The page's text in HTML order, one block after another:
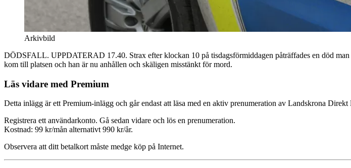
Arkivbild
DÖDSFALL. UPPDATERAD 17.40. Strax efter klockan 10 på tisdagsförmiddagen påträffades en död
kom till platsen och han är nu anhållen och skäligen misstänkt för mord.
Läs vidare med Premium
Detta inlägg är ett Premium-inlägg och går endast att läsa med en aktiv prenumeration av Landskrona Direkt
Registrera ett användarkonto. Gå sedan vidare och lös en prenumeration.
Kostnad: 99 kr/mån alternativt 990 kr/år.
Observera att ditt betalkort måste medge köp på Internet.